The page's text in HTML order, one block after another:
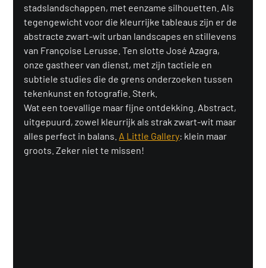
stadslandschappen, met eenzame silhouetten. Als
tegengewicht voor die kleurrijke tableaus zijn er de
abstracte zwart-wit urban landscapes en stillevens
van Françoise Lerusse. Ten slotte José Azagra,
onze gastheer van dienst, met zijn tactiele en
subtiele studies die de grens onderzoeken tussen
tekenkunst en fotografie. Sterk.
Wat een toevallige maar fijne ontdekking. Abstract,
uitgepuurd, zowel kleurrijk als strak zwart-wit maar
alles perfect in balans. A Little Gallery: klein maar
groots. Zeker niet te missen!